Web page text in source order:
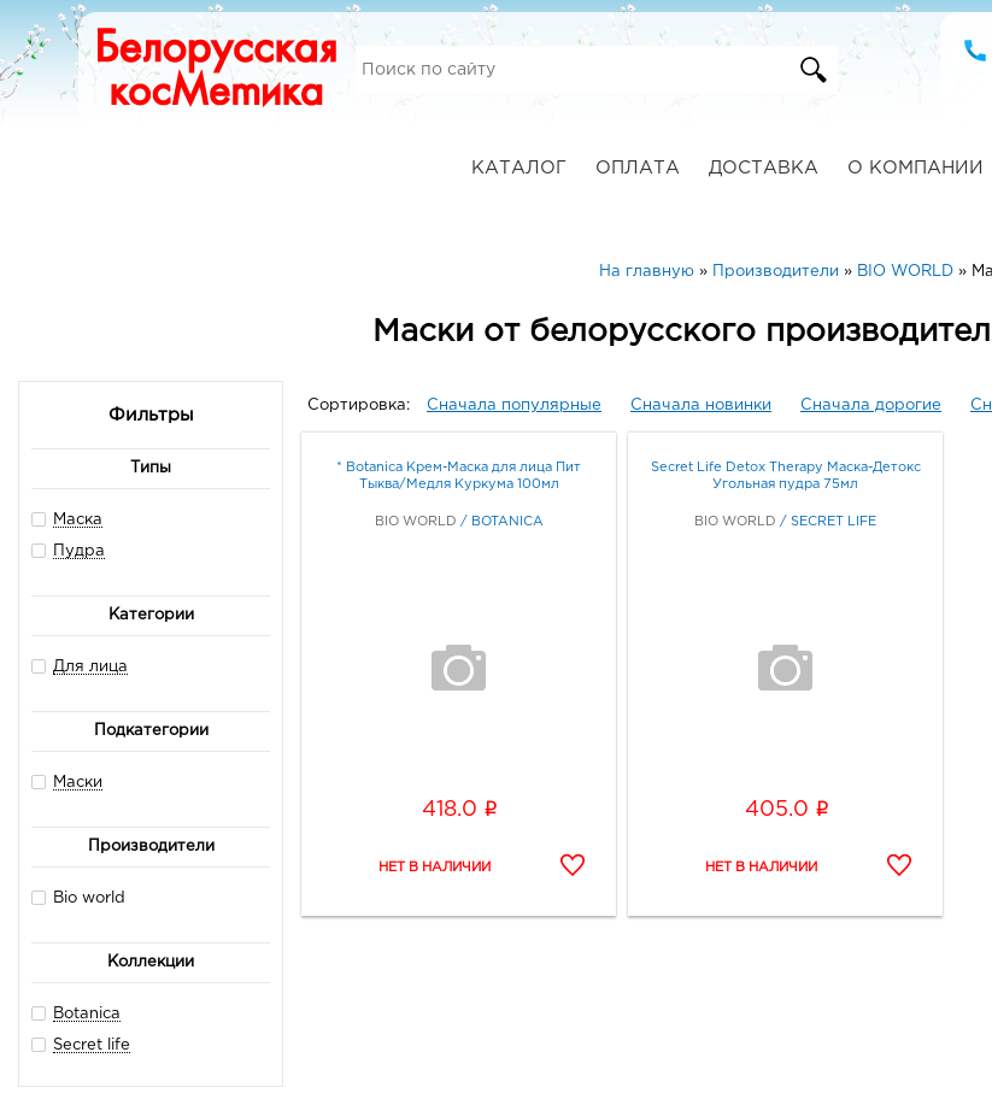
КАТАЛОГ ОПЛАТА ДОСТАВКА О КОМПАНИИ
На главную » Производители » BIO WORLD »
Маски от белорусского
Фильтры
Типы
Маска
Пудра
Категории
Для лица
Подкатегории
Маски
Производители
Bio world
Коллекции
Botanica
Secret life
Сортировка: Сначала популярные Сначала новинки Сначала дорогие
* Botanica Крем-Маска для лица Пит
Тыква/Медля Куркума 100мл
BIO WORLD / BOTANICA
418.0 i
Secret Life Detox Therapy Маска-Детокс
Угольная пудра 75мл
BIO WORLD / SECRET LIFE
405.0 i